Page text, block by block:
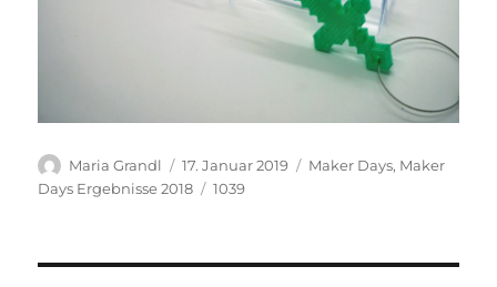
Autor
Maria Grandl
Veröffentlicht
am
17. Januar 2019 Kategorien
Maker Days, Maker
Days Ergebnisse 2018
Schlagwörter
1039